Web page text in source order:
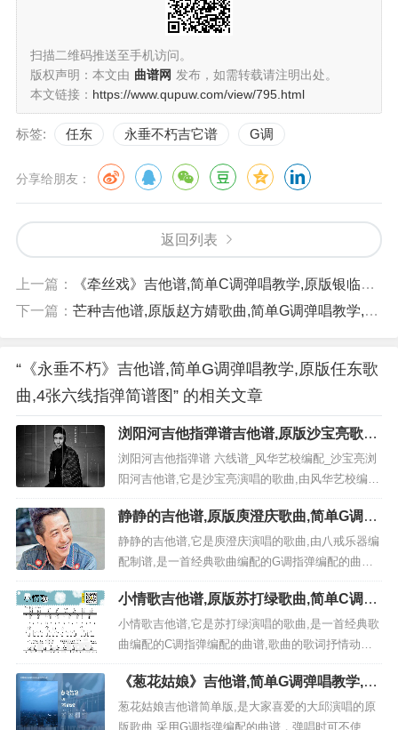
扫描二维码推送至手机访问。
版权声明：本文由 曲谱网 发布，如需转载请注明出处。
本文链接： https://www.qupuw.com/view/795.html
标签: 任东 永垂不朽吉它谱 G调
分享给朋友：
返回列表
上一篇：
《牵丝戏》吉他谱,简单C调弹唱教学,原版银临歌曲,4张六线指弹简谱图
下一篇： 芒种吉他谱,原版赵方婧歌曲,简单G调弹唱教学,吴先生版六线指弹简谱图
“《永垂不朽》吉他谱,简单G调弹唱教学,原版任东歌
曲,4张六线指弹简谱图” 的相关文章
浏阳河吉他指弹谱吉他谱,原版沙宝亮歌曲,
简单吉他弹唱教学,风华艺校版六线指弹简
谱图
浏阳河吉他指弹谱 六线谱_风华艺校编配_沙宝亮浏
阳河吉他谱,它是沙宝亮演唱的歌曲,由风华艺校编配
制谱,是一首经典歌曲编配的吉他指弹编配的曲谱,
歌曲选自《我是歌手第一季 第3期》专辑非常好听的
弹唱曲谱,下面 /35685.htm张高清曲谱由吉它简谱网
为大家更新分享,...
静静的吉他谱,原版庾澄庆歌曲,简单G调弹
唱教学,八戒乐器版六线指弹简谱图
静静的吉他谱,它是庾澄庆演唱的歌曲,由八戒乐器编
配制谱,是一首经典歌曲编配的G调指弹编配的曲谱,
歌曲选自《到死都要18岁》专辑非常好听的弹唱曲
谱,下面3张高清曲谱由吉它简谱网为大家更新分享,
有喜欢吉它的朋友欢迎关注！ 视频教程 免登录,完
全免费六线曲谱,点击图片直接可直接另存下载...
小情歌吉他谱,原版苏打绿歌曲,简单C调弹
唱教学,六线谱指弹简谱2张图
小情歌吉他谱,它是苏打绿演唱的歌曲,是一首经典歌
曲编配的C调指弹编配的曲谱,歌曲的歌词抒情动
人，让人跃跃欲试。 是非常好听又简单的吉它弹唱
乐谱,下面2张高清曲谱由曲谱网qupuw.com为大家更
新分享,有喜欢吉它的朋友欢迎关注！ 免登录,完全
免费六线曲谱,点击图片直接可直接另存下载...
《葱花姑娘》吉他谱,简单G调弹唱教学,原
版大邱歌曲,4张六线指弹简谱图
葱花姑娘吉他谱简单版,是大家喜爱的大邱演唱的原
版歌曲,采用G调指弹编配的曲谱，弹唱时可不使用